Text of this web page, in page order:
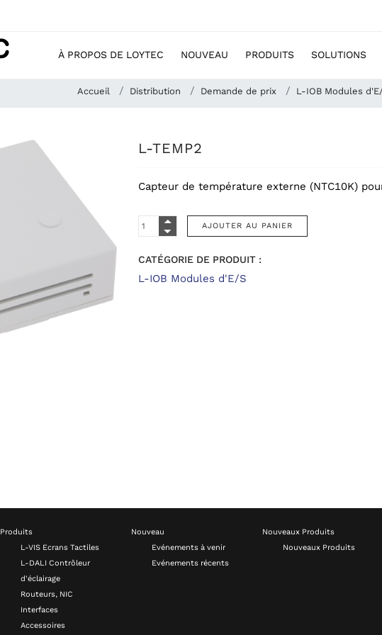
À PROPOS DE LOYTEC NOUVEAU PRODUITS SOLUTIONS
Accueil Distribution Demande de prix L-IOB Modules
L-TEMP2
Capteur de température externe (NTC10K)
CATÉGORIE DE PRODUIT :
L-IOB Modules d'E/S
Produits
L-VIS Ecrans Tactiles
L-DALI Contrôleur
d'éclairage
Routeurs, NIC
Interfaces
Accessoires
Nouveau
Evénements à venir
Evénements récents
Nouveaux Produits
Nouveaux Produits